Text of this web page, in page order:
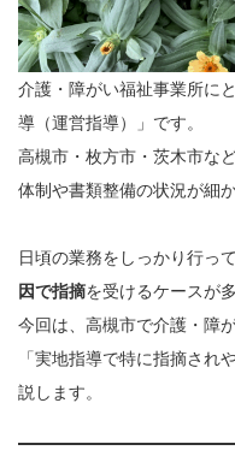
介護・障がい福祉事業所に
導（運営指導）」です。
高槻市・枚方市・茨木市な
体制や書類整備の状況が細
日頃の業務をしっかり行って
因で指摘を受けるケースが
今回は、高槻市で介護・障
「実地指導で特に指摘され
説します。